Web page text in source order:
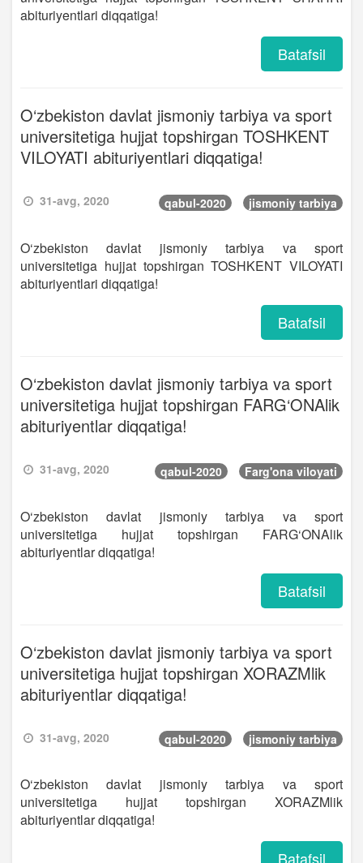
abituriyentlari diqqatiga!
Batafsil
O‘zbekiston davlat jismoniy tarbiya va sport
universitetiga hujjat topshirgan TOSHKENT
VILOYATI abituriyentlari diqqatiga!
31-avg, 2020 qabul-2020 jismoniy tarbiya
O‘zbekiston davlat jismoniy tarbiya va sport
universitetiga hujjat topshirgan TOSHKENT VILOYATI
abituriyentlari diqqatiga!
Batafsil
O‘zbekiston davlat jismoniy tarbiya va sport
universitetiga hujjat topshirgan FARG‘ONAlik
abituriyentlar diqqatiga!
31-avg, 2020 qabul-2020 Farg'ona viloyati
O‘zbekiston davlat jismoniy tarbiya va sport
universitetiga hujjat topshirgan FARG‘ONAlik
abituriyentlar diqqatiga!
Batafsil
O‘zbekiston davlat jismoniy tarbiya va sport
universitetiga hujjat topshirgan XORAZMlik
abituriyentlar diqqatiga!
31-avg, 2020 qabul-2020 jismoniy tarbiya
O‘zbekiston davlat jismoniy tarbiya va sport
universitetiga hujjat topshirgan XORAZMlik
abituriyentlar diqqatiga!
Batafsil